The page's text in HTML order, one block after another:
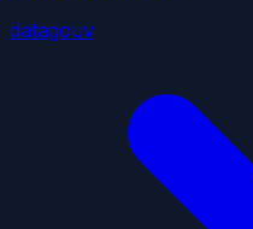
datagouv